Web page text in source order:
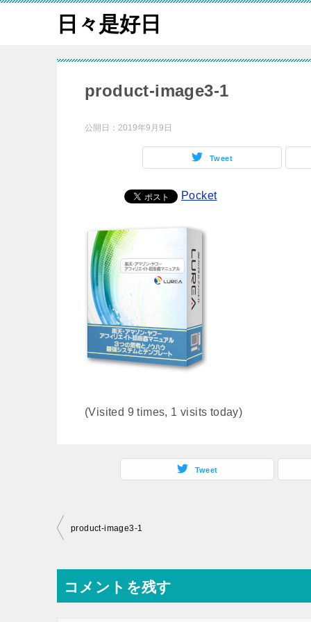
日々是好日
product-image3-1
公開日： 2019年9月9日
Tweet
Pocket
(Visited 9 times, 1 visits today)
Tweet
投
ナ
ビ
product-image3-1
コメントを残す